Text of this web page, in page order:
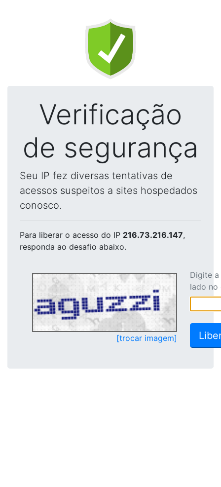
Verificação
de segurança
Seu IP fez diversas tentativas de
acessos suspeitos a sites hospedados
conosco.
Para liberar o acesso do IP 216.73.216.147,
responda ao desafio abaixo.
[trocar imagem]
Digite
lado no